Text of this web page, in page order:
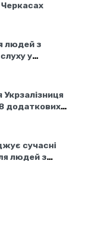
людей з
у
Дніпра
додаткових
сучасні
людей з